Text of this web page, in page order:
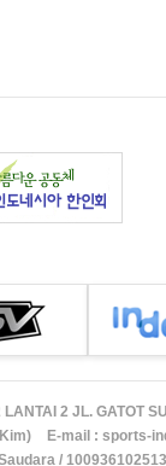
2 JL. GATOT
E-mail : sports-
/